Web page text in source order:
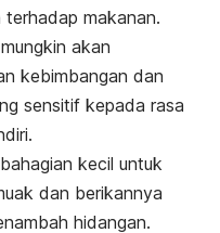
makanan.
akan
kebimbangan dan
sensitif kepada rasa
kecil untuk
dan berikannya
hidangan.